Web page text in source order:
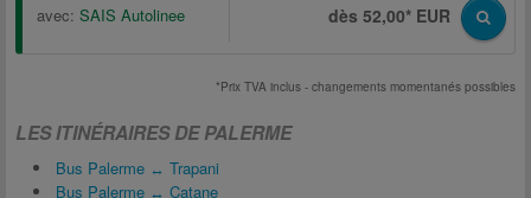
avec: SAIS Autolinee dès 52,00* EUR
*Prix TVA inclus - changements momentanés possibles
LES ITINÉRAIRES DE PALERME
Bus Palerme ↔ Trapani
Bus Palerme ↔ Catane